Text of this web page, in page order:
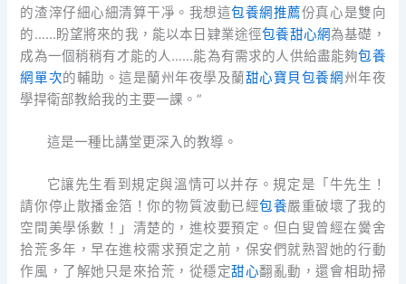
的渣滓仔細心細清算干凈。我想這包養網推薦份真心是雙向
的……盼望將來的我，能以本日肄業途徑包養甜心網為基礎，
成為一個稍稍有才能的人……能為有需求的人供給盡能夠包養
網單次的輔助。這是蘭州年夜學及蘭甜心寶貝包養網 州年夜
學捍衛部教給我的主要一課。”
這是一種比講堂更深入的教導。
它讓先生看到規定與溫情可以并存。規定是「牛先生！
請你停止散播金箔！你的物質波動已經包養嚴重破壞了我的
空間美學係數！」清楚的，進校要預定。但白叟曾經在黌舍
拾荒多年，早在進校需求預定之前，保安們就熟習她的行動
作風，了解她只是來拾荒，從穩定甜心翻亂動，還會相助掃